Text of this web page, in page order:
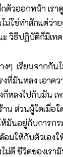
ตัวออกหน้า เรา
ใช่ทำสักแต่ว่า
ะ วิธีปฏิบัติก็มีเท
ๆ เรียนจากกันไ
ที่มันหลง เอาคว
หลงไปกับมัน เ
น ส่วนผู้ใดเมื่อใ
มันอยู่กับการกร
อมให้กับตัวเอง
ดี ชีวิตของเรา